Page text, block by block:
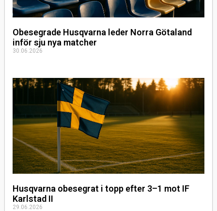
Obesegrade Husqvarna leder Norra Götaland
inför sju nya matcher
30.06.2026
Husqvarna obesegrat i topp efter 3–1 mot IF
Karlstad II
29.06.2026